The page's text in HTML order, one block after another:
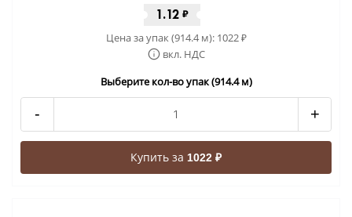
1.12 ₽
Цена за упак (914.4 м): 1022₽
вкл. НДС
Выберите кол-во упак (914.4 м)
- +
Купить за 1022 ₽